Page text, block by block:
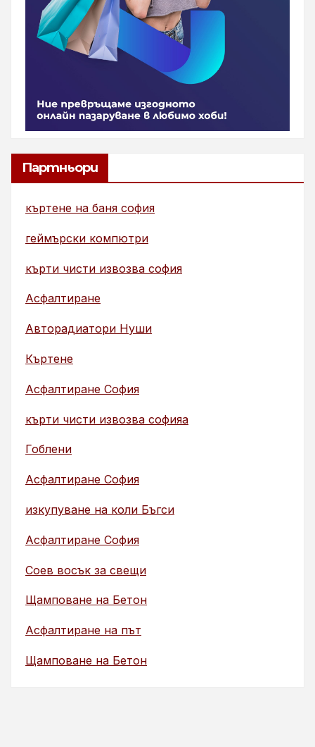
Партньори
къртене на баня софия
геймърски компютри
кърти чисти извозва софия
Асфалтиране
Авторадиатори Нуши
Къртене
Асфалтиране София
кърти чисти извозва софияа
Гоблени
Асфалтиране София
изкупуване на коли Бъгси
Асфалтиране София
Соев восък за свещи
Щамповане на Бетон
Асфалтиране на път
Щамповане на Бетон